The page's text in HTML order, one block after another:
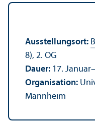
Ausstellungsort:
8), 2. OG
Dauer: 17.
Organisation:
Mannheim